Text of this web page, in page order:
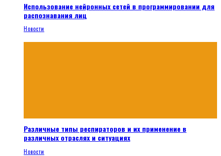
Использование нейронных сетей в программировании для
распознавания лиц
Новости
Различные типы респираторов и их применение в
различных отраслях и ситуациях
Новости